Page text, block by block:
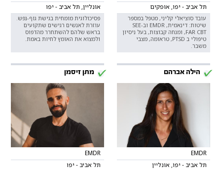
תל אביב - יפו, אופקים
עובד סוציאלי קליני, מטפל במספר
שיטות: דינאמית, EMDR וב-SEE
FAR CBT, ומנחה קבוצות, בעל ניסיון
טיפולי ב PTSD, טראומה, מצבי
משבר.
אונליין, תל אביב - יפו
פסיכולוגית מומחית בגישת גוף-נפש.
עוזרת לאנשים רגישים שתקועים
בראש שלהם להשתחרר מהדפוס
ולמצוא את האומץ לחיות באמת.
הילה אברהם
EMDR
תל אביב - יפו, אונליין
מתן זיסמן
EMDR
תל אביב - יפו